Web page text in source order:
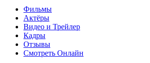
Фильмы
Актёры
Видео и Трейлер
Кадры
Отзывы
Смотреть Онлайн